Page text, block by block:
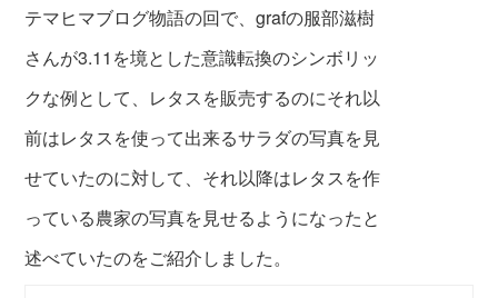
テマヒマブログ物語の回で、grafの服部滋樹
さんが3.11を境とした意識転換のシンボリッ
クな例として、レタスを販売するのにそれ以
前はレタスを使って出来るサラダの写真を見
せていたのに対して、 それ以降はレタスを作
っている農家の写真を見せるようになったと
述べていたのをご紹介しました。